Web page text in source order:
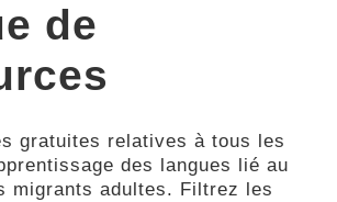
de
gratuites relatives à tous les
des langues lié au
migrants adultes. Filtrez les